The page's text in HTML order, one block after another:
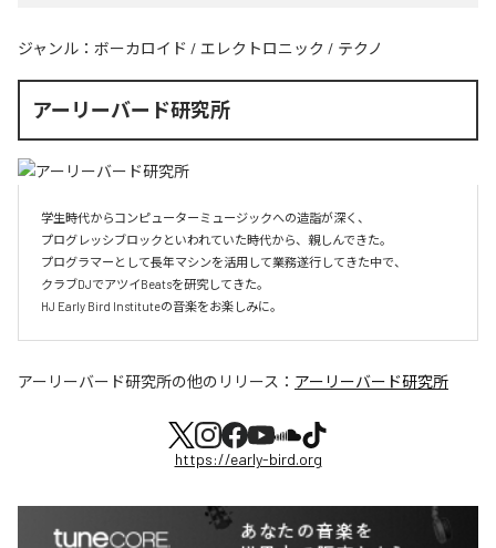
ジャンル： ボーカロイド / エレクトロニック / テクノ
アーリーバード研究所
学生時代からコンピューターミュージックへの造詣が深く、
プログレッシブロックといわれていた時代から、親しんできた。
プログラマーとして長年マシンを活用して業務遂行してきた中で、
クラブDJでアツイBeatsを研究してきた。
HJ Early Bird Instituteの音楽をお楽しみに。
アーリーバード研究所の他のリリース： アーリーバード研究所
https://early-bird.org